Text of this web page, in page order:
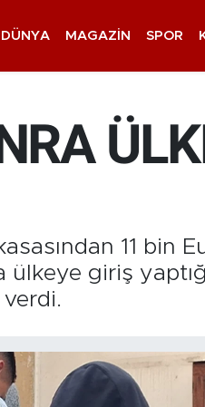
DÜNYA MAGAZIN SPOR
11 bin
giriş